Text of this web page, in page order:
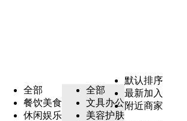
全部
餐饮美食
休闲娱乐
全部
文具办公
美容护肤
默认排序
最新加入
附近商家